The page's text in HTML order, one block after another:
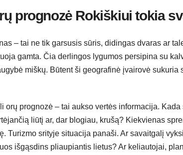
prognozė Rokiškiui tokia
– tai ne tik garsusis sūris, didingas dvaras ar
gamta. Čia derlingos lygumos persipina su
miškų. Būtent ši geografinė įvairovė
orų prognozė – tai aukso vertės informacija.
liūtį ar, dar blogiau, krušą? Kiekvienas
Turizmo srityje situacija panaši. Ar savaitgalį
išgąsdins pliaupiantis lietus? Ar keliautojai,